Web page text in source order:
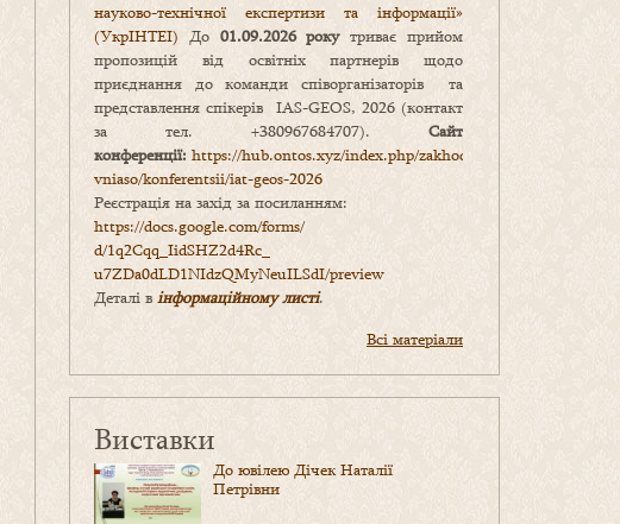
науково-технічної експертизи та інформації»
(УкрІНТЕІ) До 01.09.2026 рокутриває прийом
пропозицій від освітніх партнерів щодо
приєднання до команди співорганізаторів та
представлення спікерів IAS-GEOS, 2026 (контакт
за тел. +380967684707). Сайт
конференції: https://hub.ontos.xyz/index.php/zakhody-
vniaso/konferentsii/iat-geos-2026
Реєстрація на захід за посиланням:
https://docs.google.com/forms/
d/1q2Cqq_IidSHZ2d4Rc_
u7ZDa0dLD1NIdzQMyNeuILSdI/preview
Деталі в інформаційному листі.
Всі матеріали
Виставки
До ювілею Дічек Наталії
Петрівни